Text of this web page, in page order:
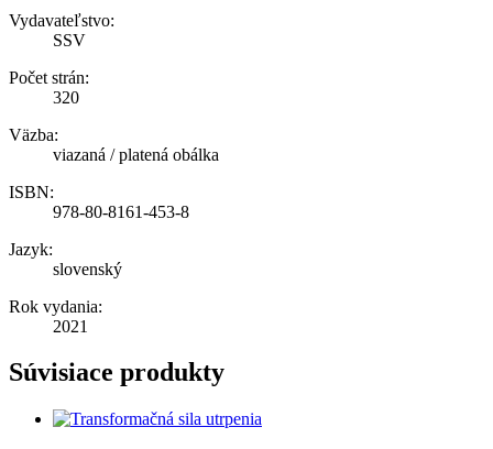
Vydavateľstvo:
SSV
Počet strán:
320
Väzba:
viazaná / platená obálka
ISBN:
978-80-8161-453-8
Jazyk:
slovenský
Rok vydania:
2021
Súvisiace produkty